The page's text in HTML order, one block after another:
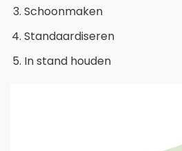
Schoonmaken
Standaardiseren
In stand houden